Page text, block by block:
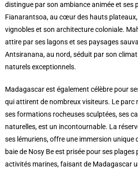
distingue par son ambiance animée et ses
Fianarantsoa, au cœur des hauts
vignobles et son architecture coloniale.
attire par ses lagons et ses paysages
Antsiranana, au nord, séduit par son
naturels exceptionnels.
Madagascar est également célèbre pour
qui attirent de nombreux visiteurs. Le parc
ses formations rocheuses sculptées, ses
naturelles, est un incontournable. La
ses lémuriens, offre une immersion unique
baie de Nosy Be est prisée pour ses
activités marines, faisant de Madagascar